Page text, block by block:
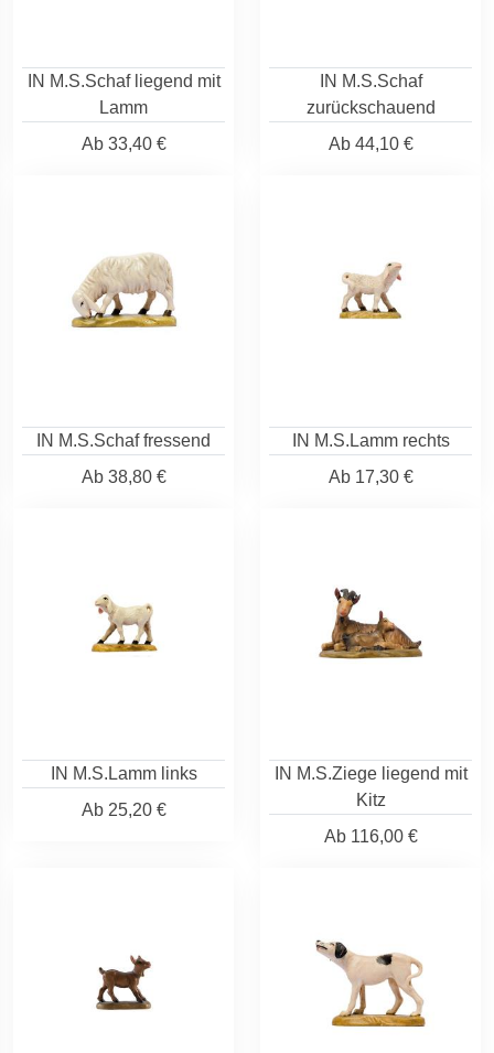
IN M.S.Schaf liegend mit
Lamm
Ab33,40 €
IN M.S.Schaf
zurückschauend
Ab44,10 €
IN M.S.Schaf fressend
Ab38,80 €
IN M.S.Lamm rechts
Ab17,30 €
IN M.S.Lamm links
Ab25,20 €
IN M.S.Ziege liegend mit
Kitz
Ab116,00 €